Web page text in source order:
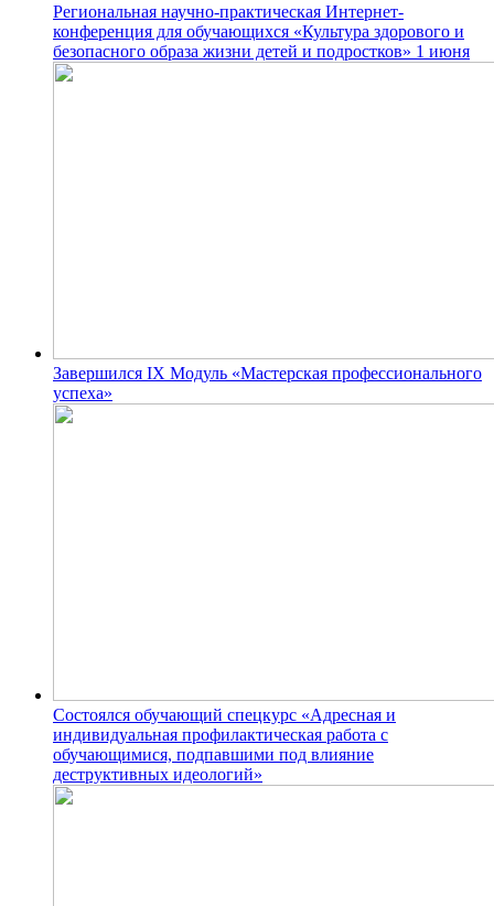
Региональная научно-практическая Интернет-
конференция для обучающихся «Культура здорового и
безопасного образа жизни детей и подростков» 1 июня
Завершился IX Модуль «Мастерская профессионального
успеха»
Состоялся обучающий спецкурс «Адресная и
индивидуальная профилактическая работа с
обучающимися, подпавшими под влияние
деструктивных идеологий»